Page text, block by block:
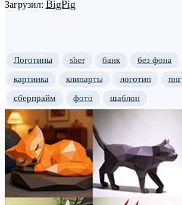
Загрузил: BigPig
Логотипы sber банк без фона
картинка
клипарты логотип пнг
сберпрайм
фото шаблон